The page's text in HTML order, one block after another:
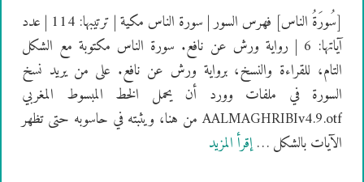
[سُورَةُ الناس] فهرس السور | سورة الناس مكية | ترتيبها: 114 | عدد
آياتها: 6 | رواية ورش عن نافع. سورة الناس مكتوبة مع الشكل
التام، للقراءة والنسخ، برواية ورش عن نافع. على من يريد نسخ
السورة في ملفات وورد أن يحمل الخط المبسوط المغربي
AALMAGHRIBIv4.9.otf من هنا، ويثبته في حاسوبه حتى تظهر
الآيات بالشكل …إقرأ المزيد